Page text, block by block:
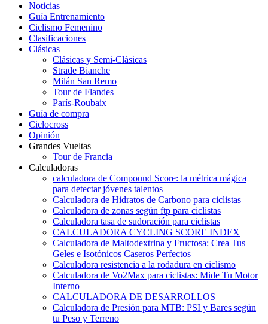
Noticias
Guía Entrenamiento
Ciclismo Femenino
Clasificaciones
Clásicas
Clásicas y Semi-Clásicas
Strade Bianche
Milán San Remo
Tour de Flandes
París-Roubaix
Guía de compra
Ciclocross
Opinión
Grandes Vueltas
Tour de Francia
Calculadoras
calculadora de Compound Score: la métrica mágica
para detectar jóvenes talentos
Calculadora de Hidratos de Carbono para ciclistas
Calculadora de zonas según ftp para ciclistas
Calculadora tasa de sudoración para ciclistas
CALCULADORA CYCLING SCORE INDEX
Calculadora de Maltodextrina y Fructosa: Crea Tus
Geles e Isotónicos Caseros Perfectos
Calculadora resistencia a la rodadura en ciclismo
Calculadora de Vo2Max para ciclistas: Mide Tu Motor
Interno
CALCULADORA DE DESARROLLOS
Calculadora de Presión para MTB: PSI y Bares según
tu Peso y Terreno